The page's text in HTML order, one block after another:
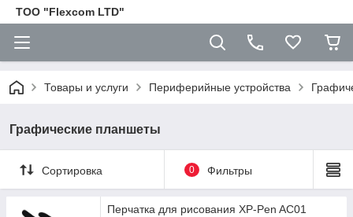
ТОО "Flexcom LTD"
Товары и услуги Периферийные устройства
Графические планшеты
Сортировка 0 Фильтры
Перчатка для рисования XP-Pen AC01